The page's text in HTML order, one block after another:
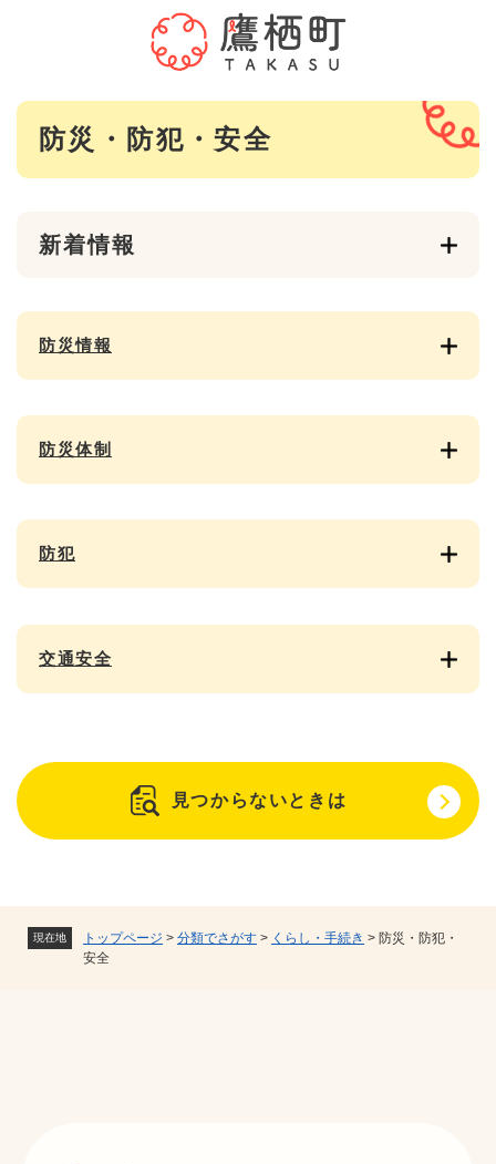
メニューを飛ばして本文へ
現在地 トップページ > 分類でさがす > くらし・手続き > 防災・防犯・
安全
本
防災・防犯・安全
新着情報
防災情報
防災体制
防犯
交通安全
見つからないときは